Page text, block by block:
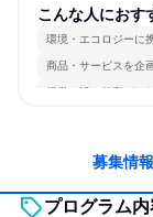
こんな人におす
環境・エコロジーに
商品・サービスを企
経営に近い仕事がした
募集情報
プログラム内